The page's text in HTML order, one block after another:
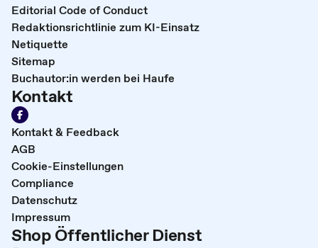
Editorial Code of Conduct
Redaktionsrichtlinie zum KI-Einsatz
Netiquette
Sitemap
Buchautor:in werden bei Haufe
Kontakt
Kontakt & Feedback
AGB
Cookie-Einstellungen
Compliance
Datenschutz
Impressum
Shop Öffentlicher Dienst